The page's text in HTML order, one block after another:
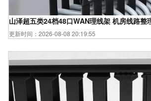
山泽超五类24档48口WAN理线架 机房线路整
更新时间：2026-08-08 20:19:55